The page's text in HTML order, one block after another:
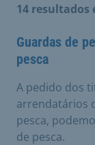
14
Guardas de
pesca
A pedido dos
arrendatários
pesca,
de pesca.